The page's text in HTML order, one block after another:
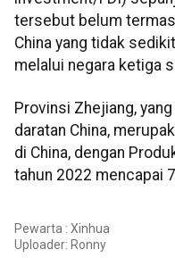
tersebut belum
China yang tidak
melalui negara ketiga
Provinsi Zhejiang,
daratan China,
di China, dengan
tahun 2022 mencapai
Pewarta : Xinhua
Uploader: Ronny